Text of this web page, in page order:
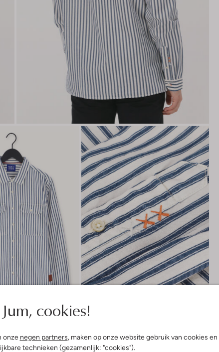
Jum, cookies!
onze negen partners, maken op onze website gebruik van cookies en
technieken (gezamenlijk: "cookies").